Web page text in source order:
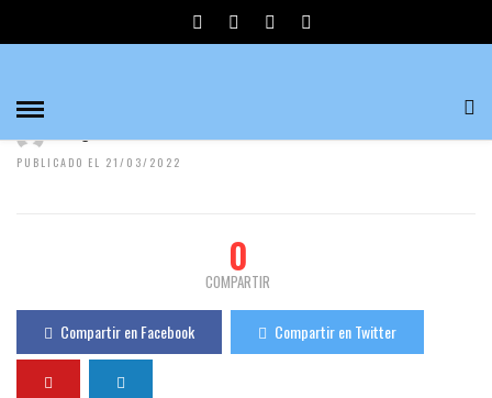
PUNTO DE APOYO
PUBLICADO EL 21/03/2022
0
COMPARTIR
Compartir en Facebook Compartir en Twitter